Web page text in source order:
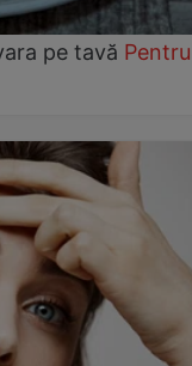
pe tavă Pentru